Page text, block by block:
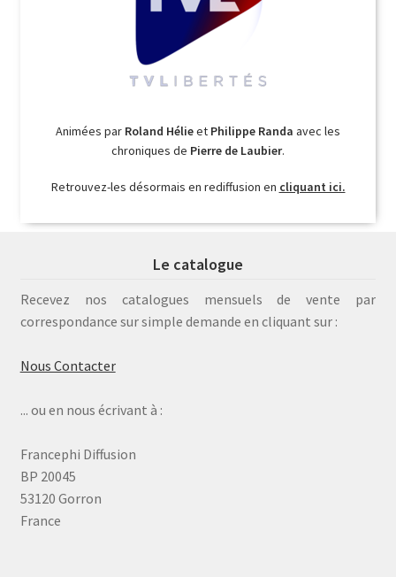
Animées par Roland Hélieet Philippe Randa avec les
chroniques de Pierre de Laubier.
Retrouvez-les désormais en rediffusion en cliquant ici.
Le catalogue
Recevez nos catalogues mensuels de vente par
correspondance sur simple demande en cliquant sur :
Nous Contacter
... ou en nous écrivant à :
Francephi Diffusion
BP 20045
53120 Gorron
France